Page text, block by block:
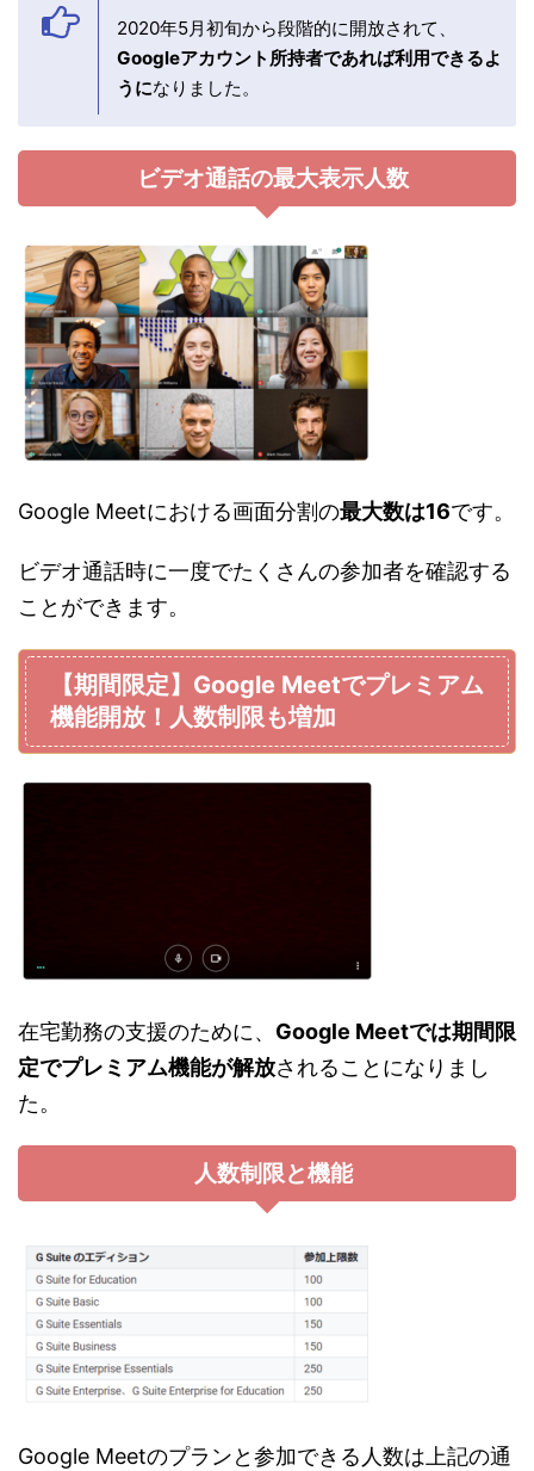
2020年5月初旬から段階的に開放されて、
Googleアカウント所持者であれば利用できるよ
うになりました。
ビデオ通話の最大表示人数
Google Meetにおける画面分割の最大数は16です。
ビデオ通話時に一度でたくさんの参加者を確認する
ことができます。
【期間限定】Google Meetでプレミアム
機能開放！人数制限も増加
在宅勤務の支援のために、 Google Meetでは期間限
定でプレミアム機能が解放されることになりまし
た。
人数制限と機能
Google Meetのプランと参加できる人数は上記の通